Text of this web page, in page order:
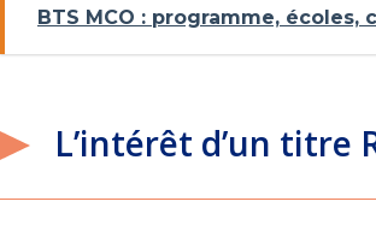
BTS MCO : programme, écoles,
L’intérêt d’un titre